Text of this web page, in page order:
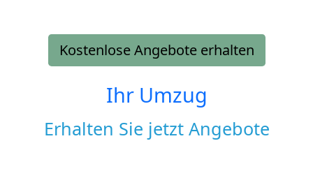
Kostenlose Angebote erhalten
Ihr Umzug
Erhalten Sie jetzt Angebote